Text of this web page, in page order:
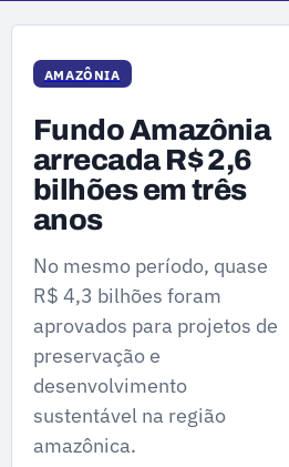
AMAZÔNIA
Fundo Amazônia
arrecada R$ 2,6
bilhões em três
anos
No mesmo período, quase
R$ 4,3 bilhões foram
aprovados para projetos de
preservação e
desenvolvimento
sustentável na região
amazônica.